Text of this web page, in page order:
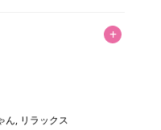
です。
+
クターやアニメキャラ
ん, リラックス